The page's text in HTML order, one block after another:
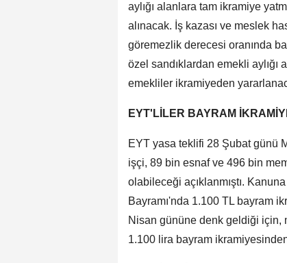
aylığı alanlara tam ikramiye
alınacak. İş kazası ve meslek
göremezlik derecesi oranında
özel sandıklardan emekli
emekliler ikramiyeden
EYT'LİLER BAYRAM
EYT yasa teklifi 28 Şubat günü
işçi, 89 bin esnaf ve 496 bin
olabileceği açıklanmıştı.
Bayramı'nda 1.100 TL bayram
Nisan gününe denk geldiği için,
1.100 lira bayram